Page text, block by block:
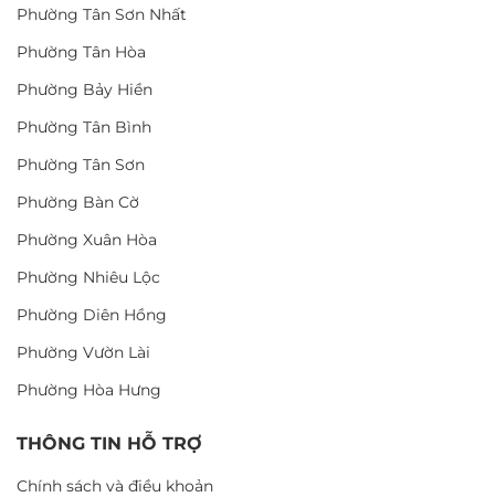
Phường Tân Sơn Nhất
Phường Tân Hòa
Phường Bảy Hiền
Phường Tân Bình
Phường Tân Sơn
Phường Bàn Cờ
Phường Xuân Hòa
Phường Nhiêu Lộc
Phường Diên Hồng
Phường Vườn Lài
Phường Hòa Hưng
THÔNG TIN HỖ TRỢ
Chính sách và điều khoản